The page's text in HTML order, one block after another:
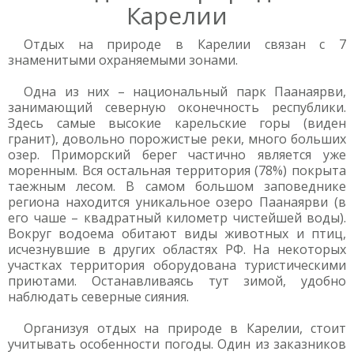
Карелии
Отдых на природе в Карелии связан с 7
знаменитыми охраняемыми зонами.
Одна из них – национальный парк Паанаярви,
занимающий северную оконечность республики.
Здесь самые высокие карельские горы (виден
гранит), довольно порожистые реки, много больших
озер. Приморский берег частично является уже
моренным. Вся остальная территория (78%) покрыта
таежным лесом. В самом большом заповеднике
региона находится уникальное озеро Паанаярви (в
его чаше – квадратный километр чистейшей воды).
Вокруг водоема обитают виды животных и птиц,
исчезнувшие в других областях РФ. На некоторых
участках территория оборудована туристическими
приютами. Останавливаясь тут зимой, удобно
наблюдать северные сияния.
Организуя отдых на природе в Карелии, стоит
учитывать особенности погоды. Один из заказников